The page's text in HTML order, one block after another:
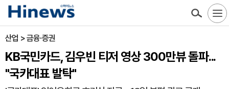
산업 > 금융·증권
KB국민카드, 김우빈 티저 영상 300만뷰 돌파...
"국카대표 발탁"